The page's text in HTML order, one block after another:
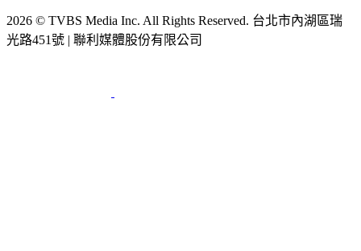
2026 © TVBS Media Inc. All Rights Reserved. 台北市內湖區瑞
光路451號 | 聯利媒體股份有限公司